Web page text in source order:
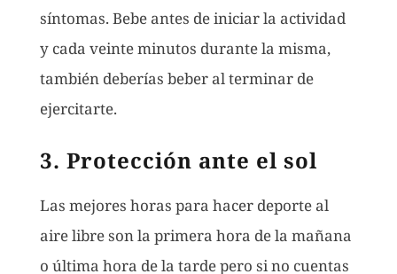
síntomas. Bebe antes de iniciar la actividad
y cada veinte minutos durante la misma,
también deberías beber al terminar de
ejercitarte.
3. Protección ante el sol
Las mejores horas para hacer deporte al
aire libre son la primera hora de la mañana
o última hora de la tarde pero si no cuentas